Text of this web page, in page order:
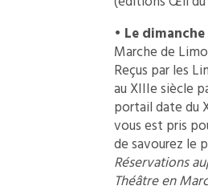
• Le
Marche de
Reçus par les
au XIIIe siècle
portail date du
vous est pris
de savourez le
Réservations
Théâtre en